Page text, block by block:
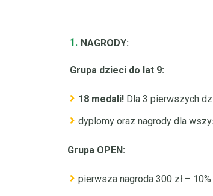
NAGRODY:
Grupa dzieci do lat 9:
18 medali! Dla 3 pierwszych
dyplomy oraz nagrody dla
Grupa OPEN:
pierwsza nagroda 300 zł –